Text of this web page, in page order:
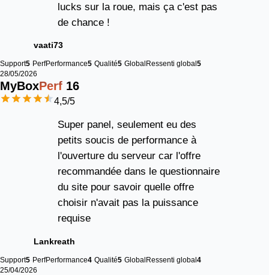
lucks sur la roue, mais ça c'est pas
de chance !
vaati73
Support5 PerfPerformance5 Qualité5 Global Ressenti global 5
28/05/2026
MyBoxPerf 16
4,5/5
Super panel, seulement eu des
petits soucis de performance à
l'ouverture du serveur car l'offre
recommandée dans le questionnaire
du site pour savoir quelle offre
choisir n'avait pas la puissance
requise
Lankreath
Support5 PerfPerformance4 Qualité5 Global Ressenti global 4
25/04/2026